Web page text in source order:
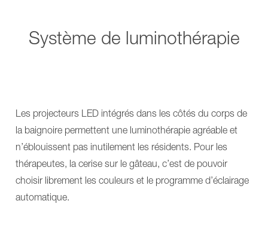
Système de luminothérapie
Les projecteurs LED intégrés dans les côtés du corps de
la baignoire permettent une luminothérapie agréable et
n’éblouissent pas inutilement les résidents. Pour les
thérapeutes, la cerise sur le gâteau, c’est de pouvoir
choisir librement les couleurs et le programme d’éclairage
automatique.